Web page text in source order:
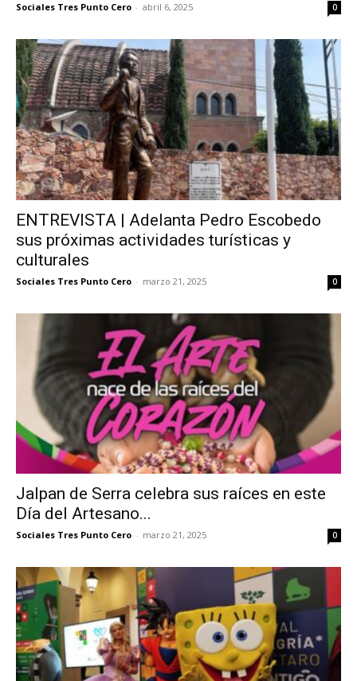
Sociales Tres Punto Cero - abril 6, 2025 0
ENTREVISTA | Adelanta Pedro Escobedo
sus próximas actividades turísticas y
culturales
Sociales Tres Punto Cero - marzo 21, 2025 0
Jalpan de Serra celebra sus raíces en este
Día del Artesano...
Sociales Tres Punto Cero - marzo 21, 2025 0